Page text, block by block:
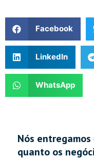
Facebook
LinkedIn
WhatsApp
Nós
quanto os